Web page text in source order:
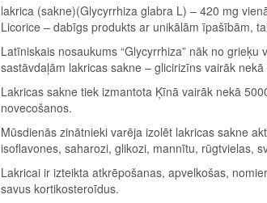
lakrica (sakne)(Glycyrrhiza glabra L) – 420 mg
Licorice – dabīgs produkts ar unikālām īpašībām,
Latīniskais nosaukums “Glycyrrhiza” nāk no
sastāvdaļām lakricas sakne – glicirizīns vairāk
Lakricas sakne tiek izmantota Ķīnā vairāk nekā
novecošanos.
Mūsdienās zinātnieki varēja izolēt lakricas sakne
isoflavones, saharozi, glikozi, mannītu, rūgtvielas,
Lakricai ir izteikta atkrēpošanas, apvelkošas,
savus kortikosteroīdus.